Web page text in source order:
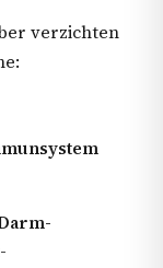
verzichten